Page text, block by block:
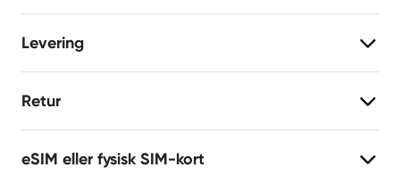
Levering
Retur
eSIM eller fysisk SIM-kort